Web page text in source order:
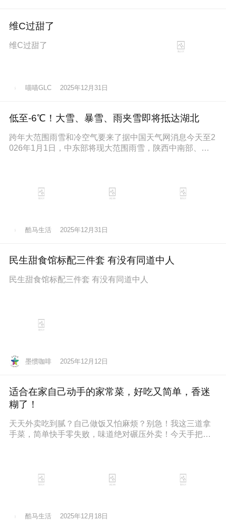
维C过甜了
维C过甜了
喵喵GLC 2025年12月31日
低至-6℃！大雪、暴雪、雨夹雪即将抵达湖北
跨年大范围雨雪和冷空气要来了据中国天气网消息今天至2
026年1月1日，中东部将现大范围雨雪，陕西中南部、山
酷马生活 2025年12月31日
民生甜食馆标配三件套 有没有同道中人
民生甜食馆标配三件套 有没有同道中人
墨惯咖啡 2025年12月12日
适合在家自己动手的家常菜，好吃又简单，香迷
糊了！
天天外卖吃到腻？自己做饭又怕麻烦？别急！我这三道拿
手菜，简单快手零失败，味道绝对碾压外卖！今天手把手
酷马生活 2025年12月18日